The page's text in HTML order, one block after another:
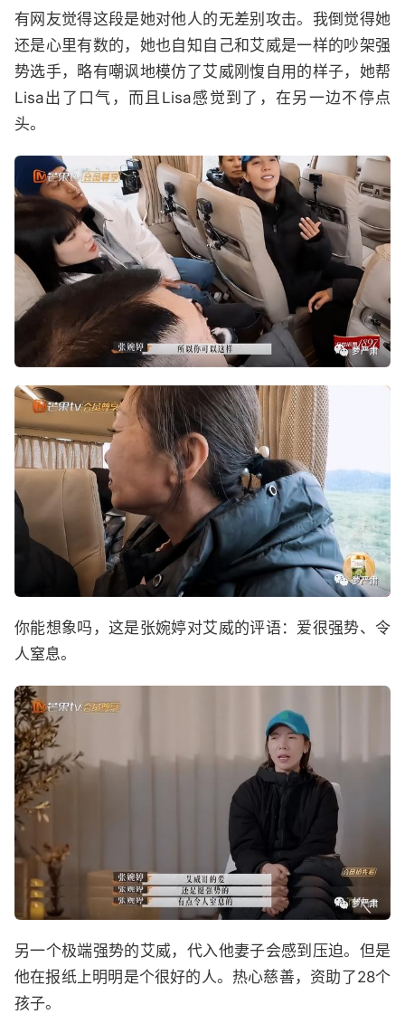
有网友觉得这段是她对他人的无差别攻击。我倒觉得她
还是心里有数的，她也自知自己和艾威是一样的吵架强
势选手，略有嘲讽地模仿了艾威刚愎自用的样子，她帮
Lisa出了口气，而且Lisa感觉到了，在另一边不停点
头。
你能想象吗，这是张婉婷对艾威的评语：爱很强势、令
人窒息。
另一个极端强势的艾威，代入他妻子会感到压迫。但是
他在报纸上明明是个很好的人。热心慈善，资助了28个
孩子。